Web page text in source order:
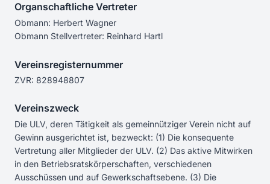
Organschaftliche Vertreter
Obmann: Herbert Wagner
Obmann Stellvertreter: Reinhard Hartl
Vereinsregisternummer
ZVR: 828948807
Vereinszweck
Die ULV, deren Tätigkeit als gemeinnütziger Verein nicht auf
Gewinn ausgerichtet ist, bezweckt: (1) Die konsequente
Vertretung aller Mitglieder der ULV. (2) Das aktive Mitwirken
in den Betriebsratskörperschaften, verschiedenen
Ausschüssen und auf Gewerkschaftsebene. (3) Die